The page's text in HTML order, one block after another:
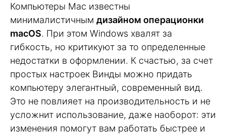
Компьютеры Mac известны
минималистичным дизайном операционки
macOS. При этом Windows хвалят за
гибкость, но критикуют за то определенные
недостатки в оформлении. К счастью, за счет
простых настроек Винды можно придать
компьютеру элегантный, современный вид.
Это не повлияет на производительность и не
усложнит использование, даже наоборот: эти
изменения помогут вам работать быстрее и